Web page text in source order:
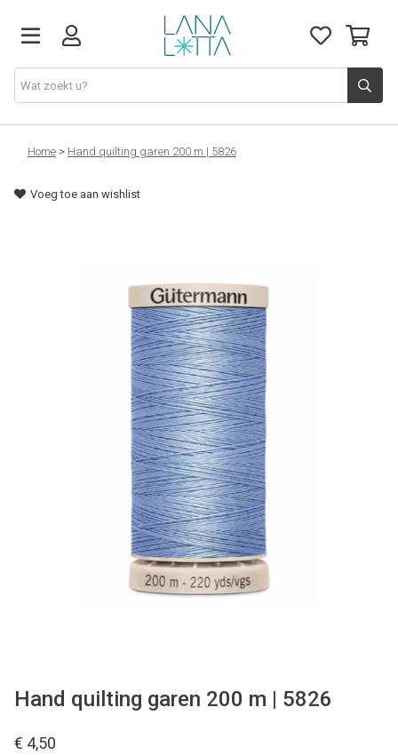
Stoffen
Fournituren
Home > Hand quilting garen 200 m | 5826
Voeg toe aan wishlist
Hand quilting garen 200 m | 5826
€ 4,50